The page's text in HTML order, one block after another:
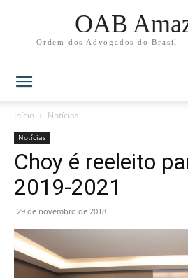
OAB
Ordem dos Advogados do Brasil -
Início Notícias
Notícias
Choy é reeleito
2019-2021
29 de novembro de 2018